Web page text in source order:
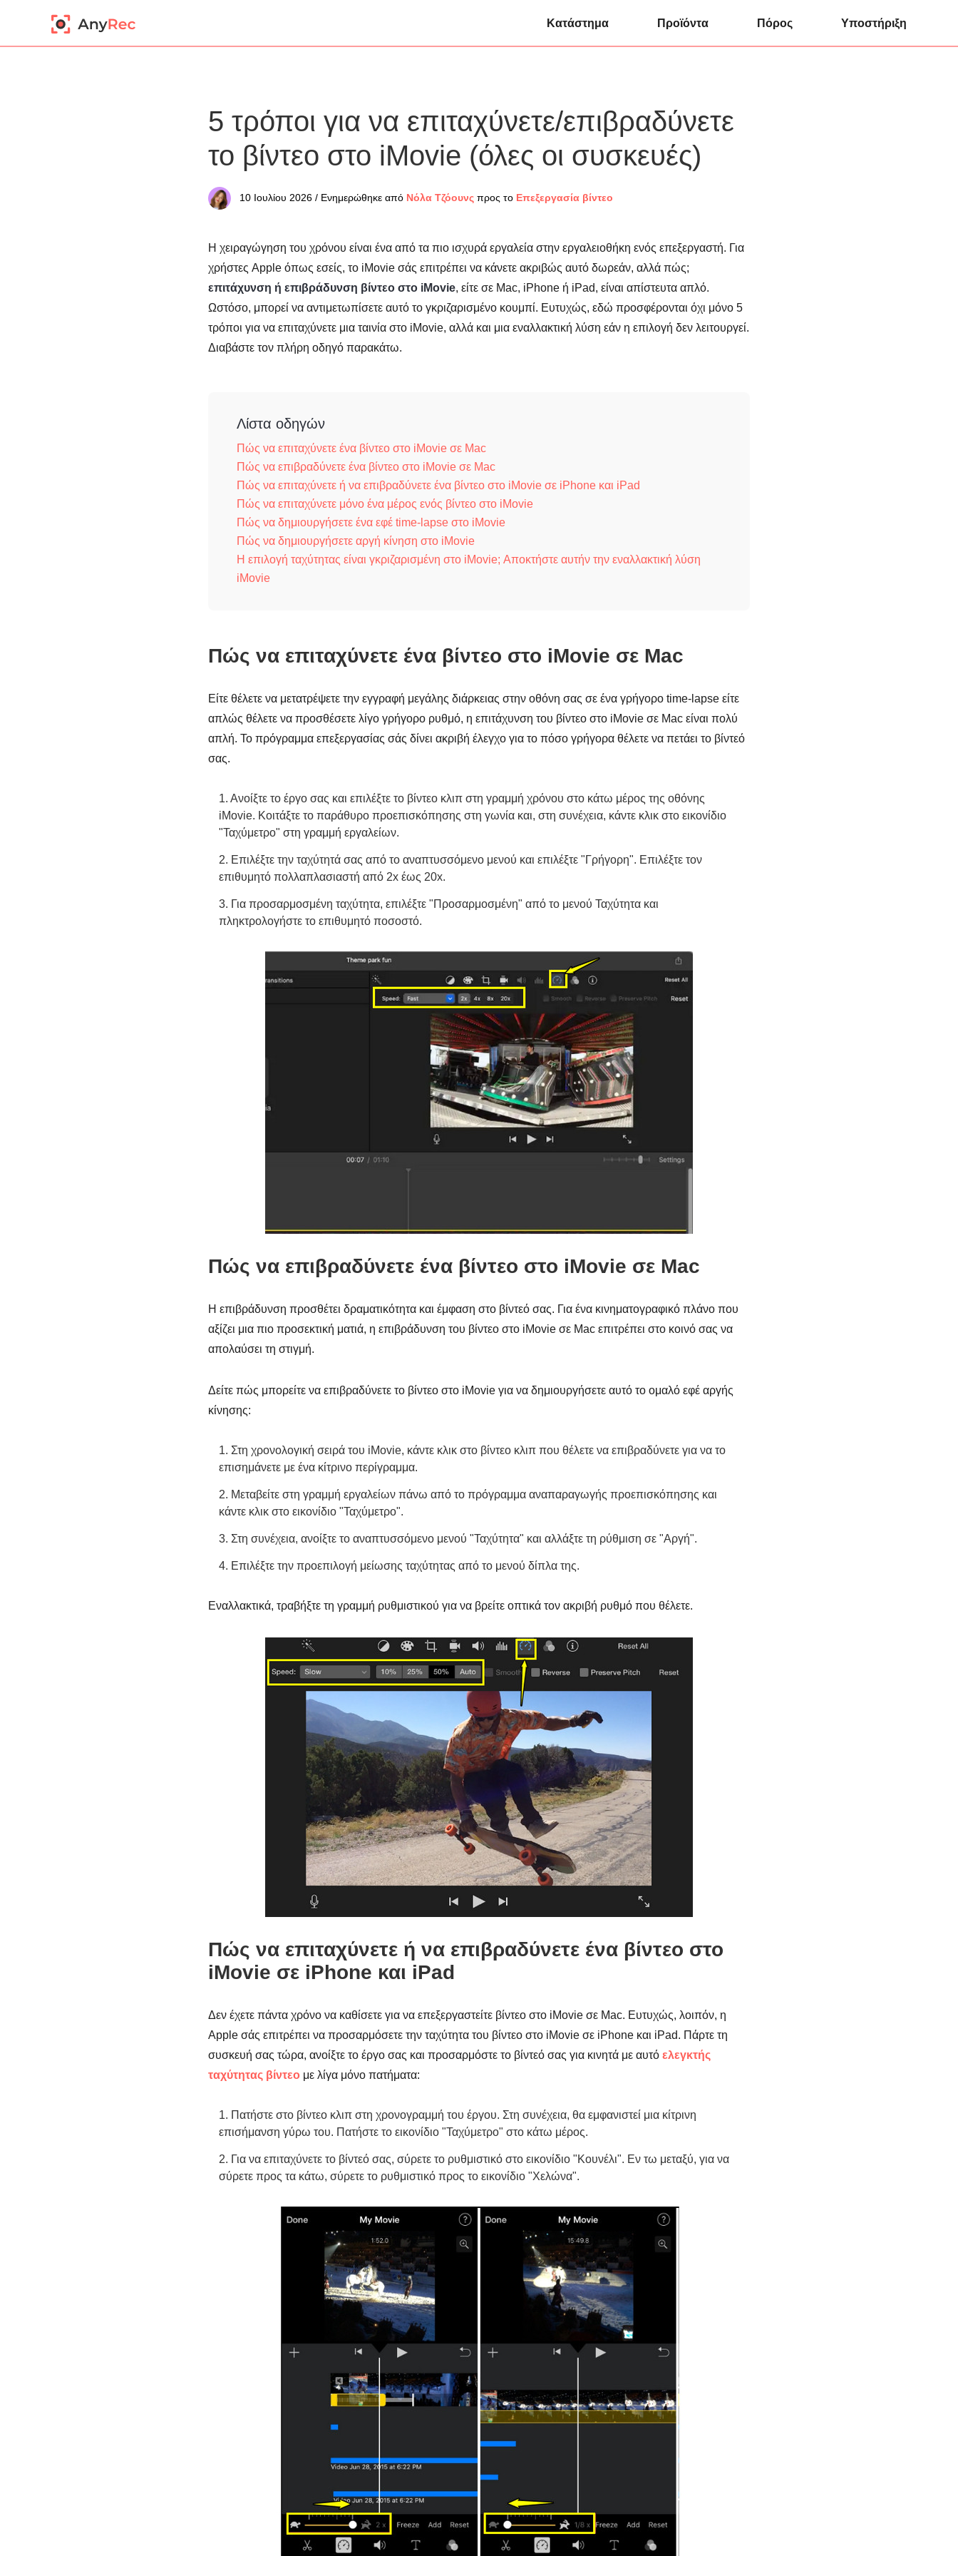
Κατάστημα Προϊόντα Πόρος Υποστήριξη
5 τρόποι για να επιταχύνετε/επιβραδύνετε
το βίντεο στο iMovie (όλες οι συσκευές)
10 Ιουλίου 2026 / Ενημερώθηκε από Νόλα Τζόουνς προς το Επεξεργασία βίντεο
Η χειραγώγηση του χρόνου είναι ένα από τα πιο ισχυρά εργαλεία στην εργαλειοθήκη ενός επεξεργαστή. Για
χρήστες Apple όπως εσείς, το iMovie σάς επιτρέπει να κάνετε ακριβώς αυτό δωρεάν, αλλά πώς;
επιτάχυνση ή επιβράδυνση βίντεο στο iMovie, είτε σε Mac, iPhone ή iPad, είναι απίστευτα απλό.
Ωστόσο, μπορεί να αντιμετωπίσετε αυτό το γκριζαρισμένο κουμπί. Ευτυχώς, εδώ προσφέρονται όχι μόνο 5
τρόποι για να επιταχύνετε μια ταινία στο iMovie, αλλά και μια εναλλακτική λύση εάν η επιλογή δεν λειτουργεί.
Διαβάστε τον πλήρη οδηγό παρακάτω.
Λίστα οδηγών
Πώς να επιταχύνετε ένα βίντεο στο iMovie σε Mac
Πώς να επιβραδύνετε ένα βίντεο στο iMovie σε Mac
Πώς να επιταχύνετε ή να επιβραδύνετε ένα βίντεο στο iMovie σε iPhone και iPad
Πώς να επιταχύνετε μόνο ένα μέρος ενός βίντεο στο iMovie
Πώς να δημιουργήσετε ένα εφέ time-lapse στο iMovie
Πώς να δημιουργήσετε αργή κίνηση στο iMovie
Η επιλογή ταχύτητας είναι γκριζαρισμένη στο iMovie; Αποκτήστε αυτήν την εναλλακτική λύση
iMovie
Πώς να επιταχύνετε ένα βίντεο στο iMovie σε Mac
Είτε θέλετε να μετατρέψετε την εγγραφή μεγάλης διάρκειας στην οθόνη σας σε ένα γρήγορο time-lapse είτε
απλώς θέλετε να προσθέσετε λίγο γρήγορο ρυθμό, η επιτάχυνση του βίντεο στο iMovie σε Mac είναι πολύ
απλή. Το πρόγραμμα επεξεργασίας σάς δίνει ακριβή έλεγχο για το πόσο γρήγορα θέλετε να πετάει το βίντεό
σας.
1. Ανοίξτε το έργο σας και επιλέξτε το βίντεο κλιπ στη γραμμή χρόνου στο κάτω μέρος της οθόνης
iMovie. Κοιτάξτε το παράθυρο προεπισκόπησης στη γωνία και, στη συνέχεια, κάντε κλικ στο εικονίδιο
"Ταχύμετρο" στη γραμμή εργαλείων.
2. Επιλέξτε την ταχύτητά σας από το αναπτυσσόμενο μενού και επιλέξτε "Γρήγορη". Επιλέξτε τον
επιθυμητό πολλαπλασιαστή από 2x έως 20x.
3. Για προσαρμοσμένη ταχύτητα, επιλέξτε "Προσαρμοσμένη" από το μενού Ταχύτητα και
πληκτρολογήστε το επιθυμητό ποσοστό.
Πώς να επιβραδύνετε ένα βίντεο στο iMovie σε Mac
Η επιβράδυνση προσθέτει δραματικότητα και έμφαση στο βίντεό σας. Για ένα κινηματογραφικό πλάνο που
αξίζει μια πιο προσεκτική ματιά, η επιβράδυνση του βίντεο στο iMovie σε Mac επιτρέπει στο κοινό σας να
απολαύσει τη στιγμή.
Δείτε πώς μπορείτε να επιβραδύνετε το βίντεο στο iMovie για να δημιουργήσετε αυτό το ομαλό εφέ αργής
κίνησης:
1. Στη χρονολογική σειρά του iMovie, κάντε κλικ στο βίντεο κλιπ που θέλετε να επιβραδύνετε για να το
επισημάνετε με ένα κίτρινο περίγραμμα.
2. Μεταβείτε στη γραμμή εργαλείων πάνω από το πρόγραμμα αναπαραγωγής προεπισκόπησης και
κάντε κλικ στο εικονίδιο "Ταχύμετρο".
3. Στη συνέχεια, ανοίξτε το αναπτυσσόμενο μενού "Ταχύτητα" και αλλάξτε τη ρύθμιση σε "Αργή".
4. Επιλέξτε την προεπιλογή μείωσης ταχύτητας από το μενού δίπλα της.
Εναλλακτικά, τραβήξτε τη γραμμή ρυθμιστικού για να βρείτε οπτικά τον ακριβή ρυθμό που θέλετε.
Πώς να επιταχύνετε ή να επιβραδύνετε ένα βίντεο στο
iMovie σε iPhone και iPad
Δεν έχετε πάντα χρόνο να καθίσετε για να επεξεργαστείτε βίντεο στο iMovie σε Mac. Ευτυχώς, λοιπόν, η
Apple σάς επιτρέπει να προσαρμόσετε την ταχύτητα του βίντεο στο iMovie σε iPhone και iPad. Πάρτε τη
συσκευή σας τώρα, ανοίξτε το έργο σας και προσαρμόστε το βίντεό σας για κινητά με αυτό ελεγκτής
ταχύτητας βίντεο με λίγα μόνο πατήματα:
1. Πατήστε στο βίντεο κλιπ στη χρονογραμμή του έργου. Στη συνέχεια, θα εμφανιστεί μια κίτρινη
επισήμανση γύρω του. Πατήστε το εικονίδιο "Ταχύμετρο" στο κάτω μέρος.
2. Για να επιταχύνετε το βίντεό σας, σύρετε το ρυθμιστικό στο εικονίδιο "Κουνέλι". Εν τω μεταξύ, για να
σύρετε προς τα κάτω, σύρετε το ρυθμιστικό προς το εικονίδιο "Χελώνα".